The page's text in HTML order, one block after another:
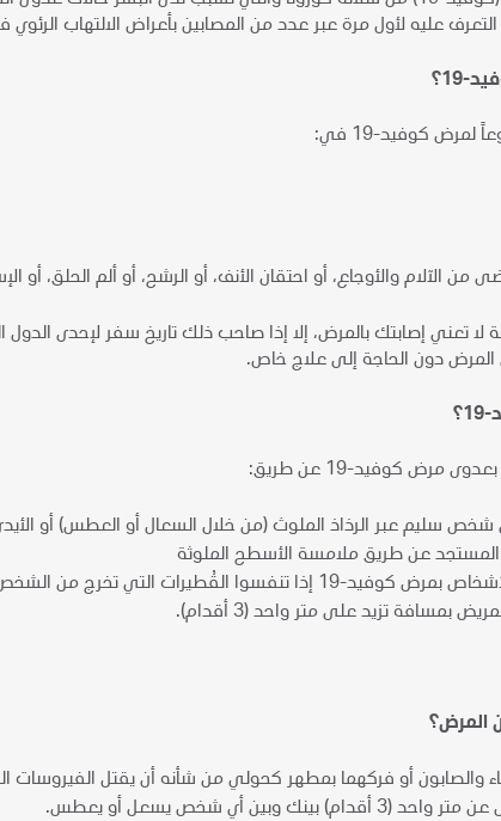
التعرف عليه لأول مرة عبر عدد من المصابين بأعراض الالتهاب
19؟
لمرض كوفيد-19 في:
الآلام والأوجاع، أو احتقان الأنف، أو الرشح، أو ألم الحلق، أو
لا تعني إصابتك بالمرض، إلا إذا صاحب ذلك تاريخ سفر لإحدى
مرض كوفيد-19 عن طريق:
سليم عبر الرذاذ الملوث (من خلال السعال أو العطس) أو الأيدي
المستجد عن طريق ملامسة الأسطح الملوثة
كما يمكن أن يصاب الأشخاص بمرض كوفيد-19 إذا تنفسوا
بمسافة تزيد على متر واحد (3 أقدام).
المرض؟
والصابون أو فركهما بمطهر كحولي من شأنه أن يقتل
وبين أي شخص يسعل أو يعطس.